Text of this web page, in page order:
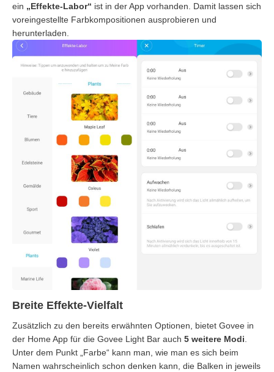
ein „Effekte-Labor“ ist in der App vorhanden. Damit lassen sich
voreingestellte Farbkompositionen ausprobieren und
herunterladen.
Breite Effekte-Vielfalt
Zusätzlich zu den bereits erwähnten Optionen, bietet Govee in
der Home App für die Govee Light Bar auch 5 weitere Modi
Unter dem Punkt „Farbe“ kann man, wie man es sich beim
Namen wahrscheinlich schon denken kann, die Balken in jeweils